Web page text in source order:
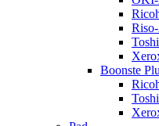
Boonste